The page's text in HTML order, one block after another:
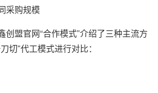
采购规模
盟官网“合作模式”介绍了三种主流方
切”代工模式进行对比：